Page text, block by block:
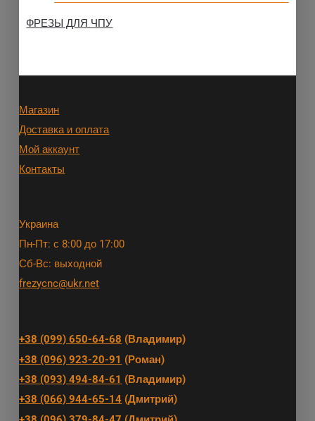
ФРЕЗЫ ДЛЯ ЧПУ
Магазин
Доставка и оплата
Мой аккаунт
Контакты
Украина
Пн-Пт: с 8:00 до 17:00
Сб-Вс: выходной
frezycnc@ukr.net
+38 (099) 650-64-68 (Владимир)
+38 (096) 923-20-91 (Роман)
+38 (093) 494-84-61 (Владимир)
+38 (066) 944-65-14 (Дмитрий)